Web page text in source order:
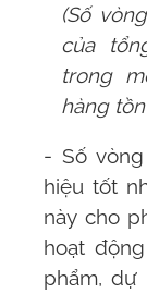
(Số
của
trong
hàng
- Số
hiệu tốt
này cho
hoạt
phẩm, dự